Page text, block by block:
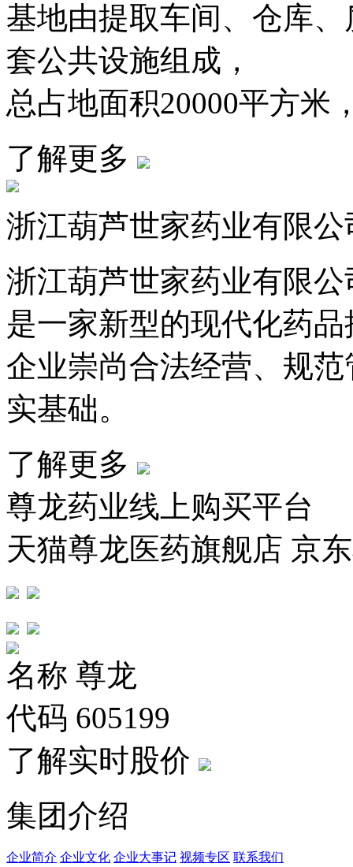
基地由提取车间、仓库
套公共设施组成，
总占地面积20000平方米
了解更多
浙江葫芦世家药业有限公
浙江葫芦世家药业有限
是一家新型的现代化药
企业崇尚合法经营、规
实基础。
了解更多
尊龙药业线上购买平台
天猫尊龙医药旗舰店 京
名称 尊龙
代码 605199
了解实时股价
集团介绍
企业简介 企业文化 企业⼤事记 视频专区 联系我们